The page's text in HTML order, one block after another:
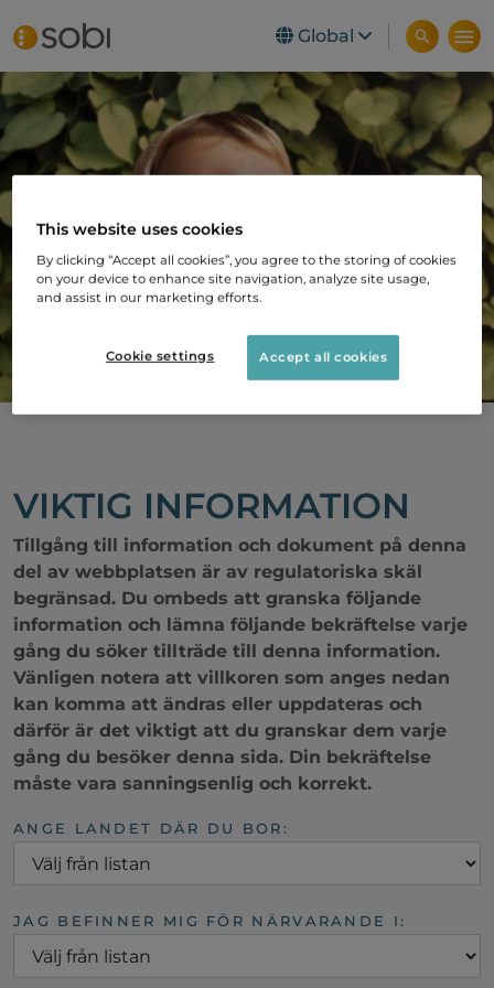
Skip to main content
Global
VIKTIG INFORMATION
Tillgång till information och dokument på denna
del av webbplatsen är av regulatoriska skäl
begränsad. Du ombeds att granska följande
information och lämna följande bekräftelse varje
gång du söker tillträde till denna information.
Vänligen notera att villkoren som anges nedan
kan komma att ändras eller uppdateras och
därför är det viktigt att du granskar dem varje
gång du besöker denna sida. Din bekräftelse
måste vara sanningsenlig och korrekt.
ANGE LANDET DÄR DU BOR:
JAG BEFINNER MIG FÖR NÄRVARANDE I:
This website uses cookies
By clicking “Accept all cookies”, you agree to the storing of cookies
on your device to enhance site navigation, analyze site usage,
and assist in our marketing efforts.
Cookie settings Accept all cookies